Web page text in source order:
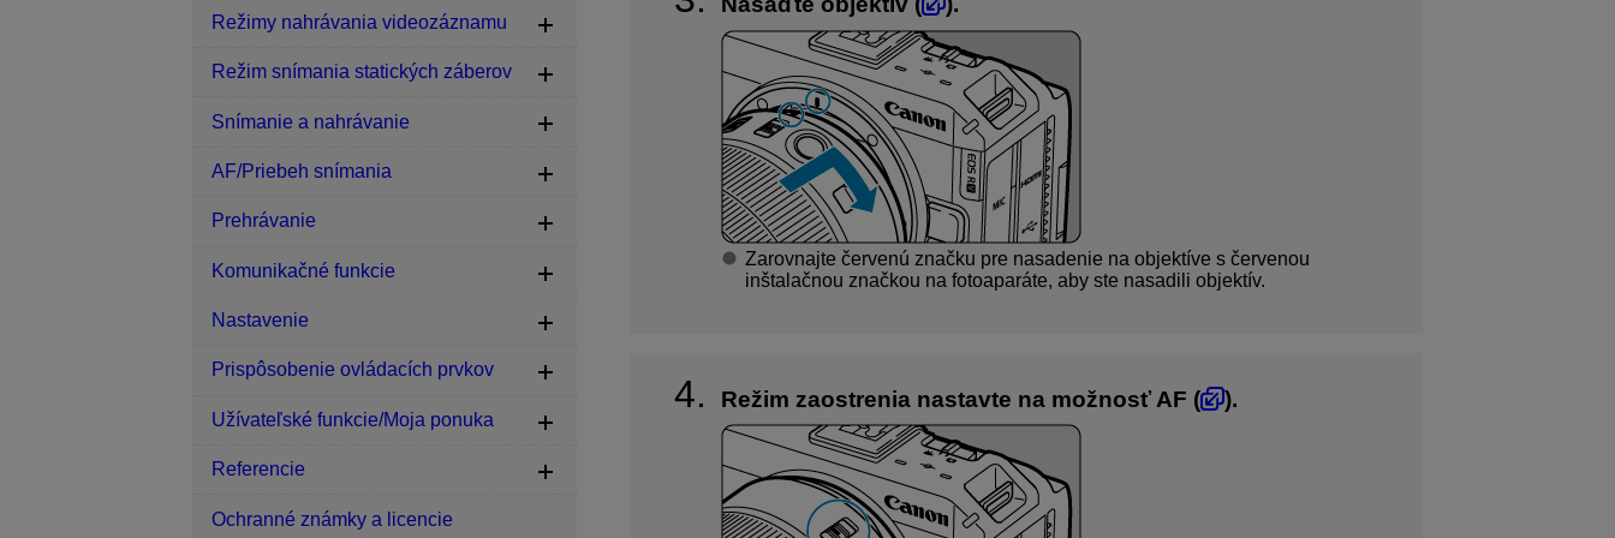
Zarovnajte červenú značku pre nasadenie na objektíve s červenou
inštalačnou značkou na fotoaparáte, aby ste nasadili objektív.
Režim zaostrenia nastavte na možnosť AF ( ).
Režimy nahrávania videozáznamu
Režim snímania statických záberov
Snímanie a nahrávanie
AF/Priebeh snímania
Prehrávanie
Komunikačné funkcie
Nastavenie
Prispôsobenie ovládacích prvkov
Užívateľské funkcie/Moja ponuka
Referencie
Ochranné známky a licencie